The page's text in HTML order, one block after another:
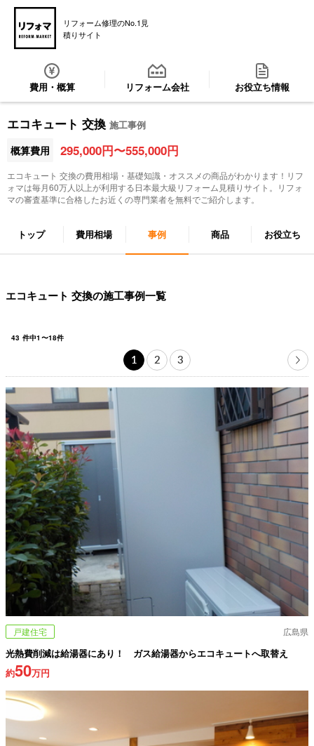
リフォーム修理のNo.1見
積りサイト
費用・概算 リフォーム会社 お役立ち情報
エコキュート 交換 施工事例
概算費用 295,000円〜555,000円
エコキュート 交換の費用相場・基礎知識・オススメの商品がわかります！リフ
ォマは毎月60万人以上が利用する日本最大級リフォーム見積りサイト。リフォ
マの審査基準に合格したお近くの専門業者を無料でご紹介します。
トップ 費用相場 事例 商品 お役立ち
エコキュート 交換の施工事例一覧
43 件中1 〜18件
1 2 3
戸建住宅 広島県
光熱費削減は給湯器にあり！ ガス給湯器からエコキュートへ取替え
約50万円